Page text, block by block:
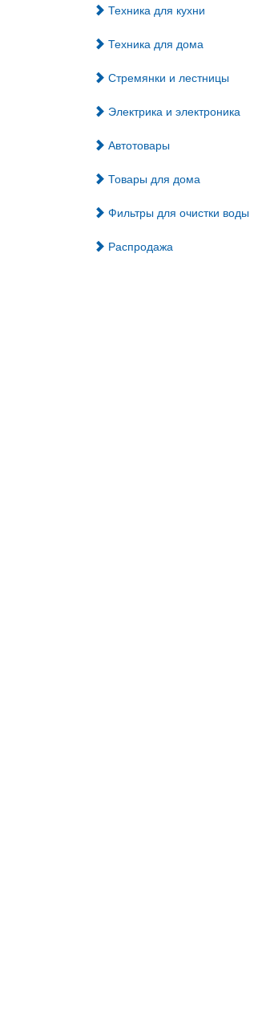
Техника для кухни
Техника для дома
Стремянки и лестницы
Электрика и электроника
Автотовары
Товары для дома
Фильтры для очистки воды
Распродажа